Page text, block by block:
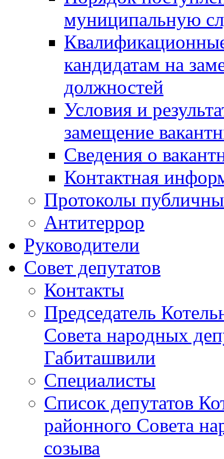
муниципальную
кандидатам на
должностей
Условия и
замещение
Сведения о
Контактная
Протоколы
Антитеррор
Руководители
Совет депутатов
Контакты
Председатель
Совета народных
Габиташвили
Специалисты
Список депутатов
районного Совета
созыва